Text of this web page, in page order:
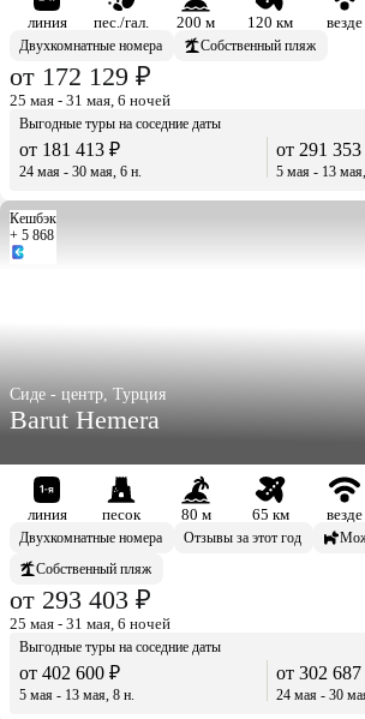
линия пес./гал. 200 м 120 км
везде
Двухкомнатные номера
Собственный пляж
от 172 129 ₽
25 мая - 31 мая, 6 ночей
Выгодные туры на соседние даты
от 181 413 ₽
24 мая - 30 мая, 6 н.
от 291
5 мая - 13
Кешбэк
+ 5 868
Сиде - центр, Турция
Barut Hemera
линия песок 80 м 65 км
везде
Двухкомнатные номера
Отзывы за этот год
Собственный пляж
от 293 403 ₽
25 мая - 31 мая, 6 ночей
Выгодные туры на соседние даты
от 402 600 ₽
5 мая - 13 мая, 8 н.
от 302
24 мая - 30